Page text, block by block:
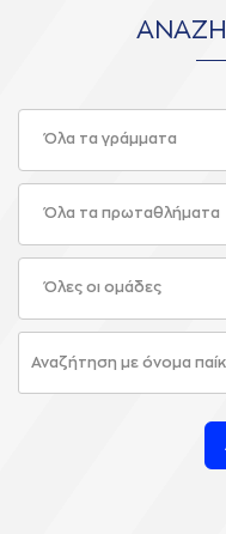
Όλα τα γράμματα
Όλα τα πρωταθλήματα
Όλες οι ομάδες